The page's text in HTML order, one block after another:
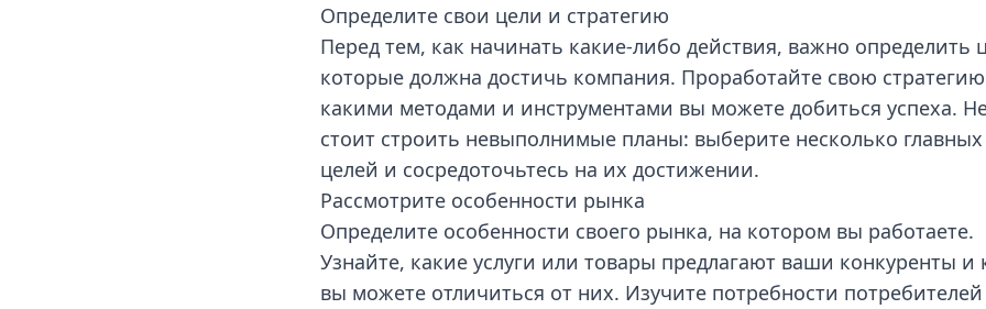
Определите свои цели и стратегию
Перед тем, как начинать какие-либо действия, важно определить
которые должна достичь компания. Проработайте свою
какими методами и инструментами вы можете добиться успеха.
стоит строить невыполнимые планы: выберите несколько главных
целей и сосредоточьтесь на их достижении.
Рассмотрите особенности рынка
Определите особенности своего рынка, на котором вы работаете.
Узнайте, какие услуги или товары предлагают ваши конкуренты и
вы можете отличиться от них. Изучите потребности